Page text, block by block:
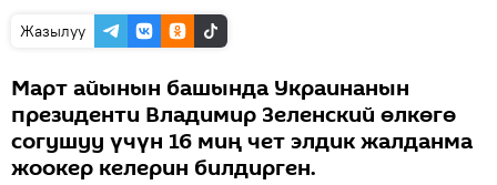
Жазылуу
Март айынын башында Украинанын
президенти Владимир Зеленский өлкөгө
согушуу үчүн 16 миң чет элдик жалданма
жоокер келерин билдирген.